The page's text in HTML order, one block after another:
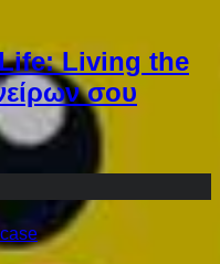
Living the
σου